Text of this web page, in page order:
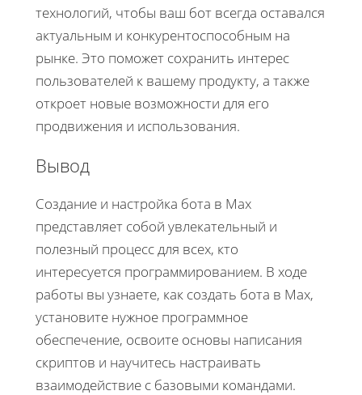
технологий, чтобы ваш бот всегда оставался
актуальным и конкурентоспособным на
рынке. Это поможет сохранить интерес
пользователей к вашему продукту, а также
откроет новые возможности для его
продвижения и использования.
Вывод
Создание и настройка бота в Max
представляет собой увлекательный и
полезный процесс для всех, кто
интересуется программированием. В ходе
работы вы узнаете, как создать бота в Max,
установите нужное программное
обеспечение, освоите основы написания
скриптов и научитесь настраивать
взаимодействие с базовыми командами.